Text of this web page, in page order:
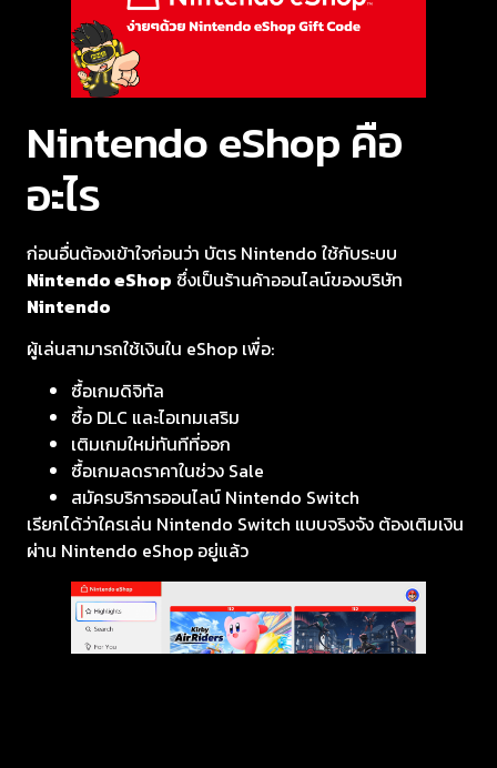
Nintendo eShop คือ
อะไร
ก่อนอื่นต้องเข้าใจก่อนว่า บัตร Nintendo ใช้กับระบบ
Nintendo eShop ซึ่งเป็นร้านค้าออนไลน์ของบริษัท
Nintendo
ผู้เล่นสามารถใช้เงินใน eShop เพื่อ:
ซื้อเกมดิจิทัล
ซื้อ DLC และไอเทมเสริม
เติมเกมใหม่ทันทีที่ออก
ซื้อเกมลดราคาในช่วง Sale
สมัครบริการออนไลน์ Nintendo Switch
เรียกได้ว่าใครเล่น Nintendo Switch แบบจริงจัง ต้องเติมเงิน
ผ่าน Nintendo eShop อยู่แล้ว